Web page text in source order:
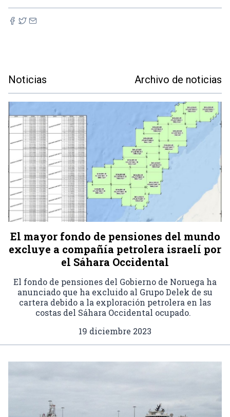
Noticias Archivo de noticias
El mayor fondo de pensiones del mundo
excluye a compañía petrolera israelí por
el Sáhara Occidental
El fondo de pensiones del Gobierno de Noruega ha
anunciado que ha excluido al Grupo Delek de su
cartera debido a la exploración petrolera en las
costas del Sáhara Occidental ocupado.
19 diciembre 2023